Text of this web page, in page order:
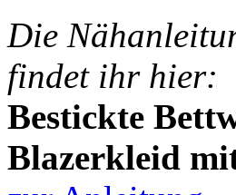
Die
findet ihr hier:
Bestickte
Blazerkleid